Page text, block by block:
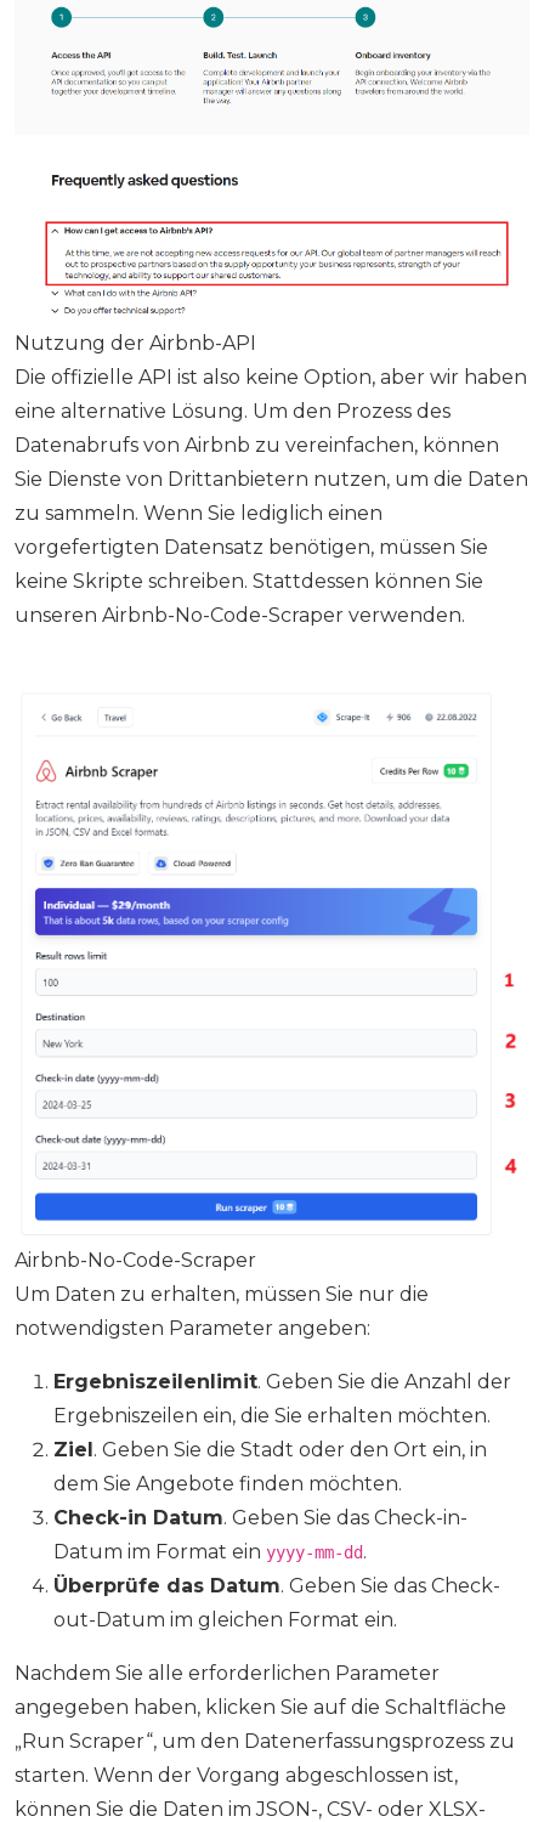
Nutzung der Airbnb-API
Die offizielle API ist also keine Option, aber wir haben
eine alternative Lösung. Um den Prozess des
Datenabrufs von Airbnb zu vereinfachen, können
Sie Dienste von Drittanbietern nutzen, um die Daten
zu sammeln. Wenn Sie lediglich einen
vorgefertigten Datensatz benötigen, müssen Sie
keine Skripte schreiben. Stattdessen können Sie
unseren Airbnb-No-Code-Scraper verwenden.
Airbnb-No-Code-Scraper
Um Daten zu erhalten, müssen Sie nur die
notwendigsten Parameter angeben:
Ergebniszeilenlimit. Geben Sie die Anzahl der
Ergebniszeilen ein, die Sie erhalten möchten.
Ziel. Geben Sie die Stadt oder den Ort ein, in
dem Sie Angebote finden möchten.
Check-in Datum. Geben Sie das Check-in-
Datum im Format ein yyyy-mm-dd.
Überprüfe das Datum. Geben Sie das Check-
out-Datum im gleichen Format ein.
Nachdem Sie alle erforderlichen Parameter
angegeben haben, klicken Sie auf die Schaltfläche
„Run Scraper“, um den Datenerfassungsprozess zu
starten. Wenn der Vorgang abgeschlossen ist,
können Sie die Daten im JSON-, CSV- oder XLSX-